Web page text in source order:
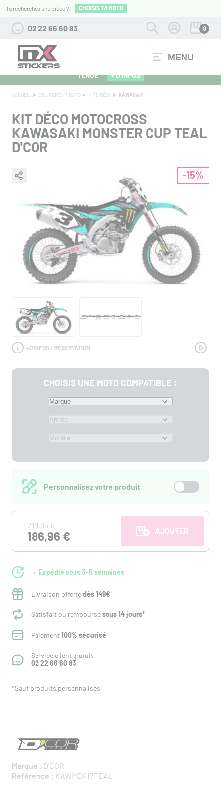
Tu recherches une pièce ? CHOISIS TA MOTO
02 22 66 60 83 0
MENU
ALPINESTARS 27 : FLOCAGE OFFERT POUR L'ACHAT D'UNE
TENUE
+ D'INFOS
ACCUEIL EQUIPEMENT MOTO KITS DÉCO KAWASAKI
KIT DÉCO MOTOCROSS
KAWASAKI MONSTER CUP TEAL
D'COR
-15%
+D'INFOS / RÉSERVATION
CHOISIS UNE MOTO COMPATIBLE :
Personnalisez votre produit
219,95 €
186,96 € AJOUTER AU
Expédié sous 3-5 semaines
Livraison offertedès 149€
Satisfait ou remboursésous 14 jours*
Paiement100% sécurisé
Service client gratuit
02 22 66 60 83
*Sauf produits personnalisés
Marque : D'COR
Référence : KAWMEK17TEAL